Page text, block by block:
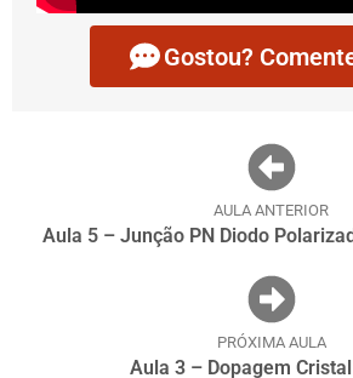
Gostou?
AULA ANTERIOR
Aula 5 – Junção PN Diodo
PRÓXIMA AULA
Aula 3 – Dopagem